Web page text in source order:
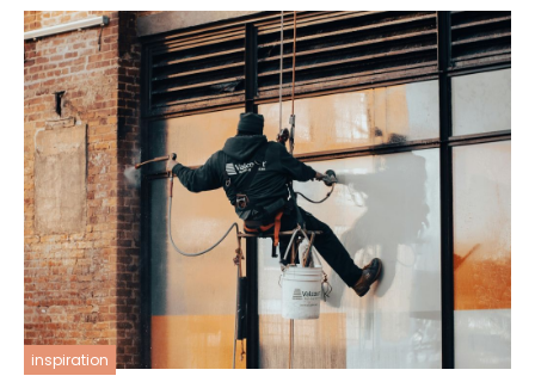
inspiration